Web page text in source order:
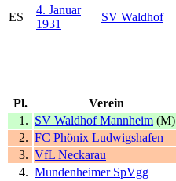
ES
4. Januar
1931
SV Waldhof
Pl. Verein
1. SV Waldhof Mannheim (M)
2. FC Phönix Ludwigshafen
3. VfL Neckarau
4. Mundenheimer SpVgg